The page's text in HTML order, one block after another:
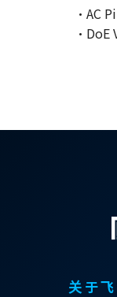
·AC
·DoE
关于